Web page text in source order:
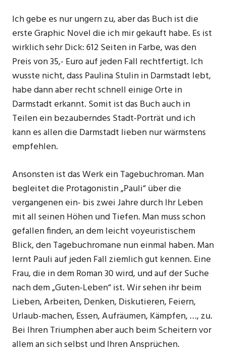
Ich gebe es nur ungern zu, aber das Buch ist die
erste Graphic Novel die ich mir gekauft habe. Es ist
wirklich sehr Dick: 612 Seiten in Farbe, was den
Preis von 35,- Euro auf jeden Fall rechtfertigt. Ich
wusste nicht, dass Paulina Stulin in Darmstadt lebt,
habe dann aber recht schnell einige Orte in
Darmstadt erkannt. Somit ist das Buch auch in
Teilen ein bezauberndes Stadt-Porträt und ich
kann es allen die Darmstadt lieben nur wärmstens
empfehlen.
Ansonsten ist das Werk ein Tagebuchroman. Man
begleitet die Protagonistin „Pauli“ über die
vergangenen ein- bis zwei Jahre durch Ihr Leben
mit all seinen Höhen und Tiefen. Man muss schon
gefallen finden, an dem leicht voyeuristischem
Blick, den Tagebuchromane nun einmal haben. Man
lernt Pauli auf jeden Fall ziemlich gut kennen. Eine
Frau, die in dem Roman 30 wird, und auf der Suche
nach dem „Guten-Leben“ ist. Wir sehen ihr beim
Lieben, Arbeiten, Denken, Diskutieren, Feiern,
Urlaub-machen, Essen, Aufräumen, Kämpfen, …, zu.
Bei Ihren Triumphen aber auch beim Scheitern vor
allem an sich selbst und Ihren Ansprüchen.